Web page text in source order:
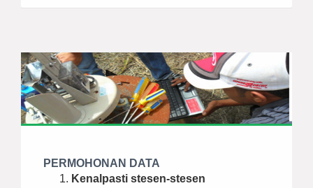
PERMOHONAN DATA
Kenalpasti stesen-stesen